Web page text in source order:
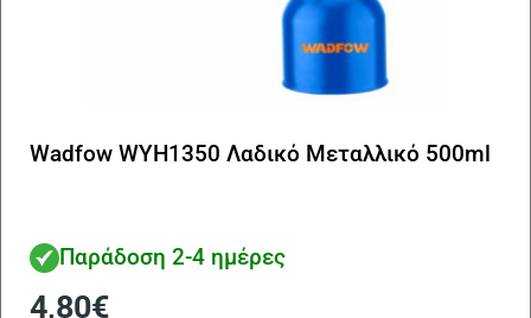
Wadfow WYH1350 Λαδικό Μεταλλικό 500ml
Παράδοση 2-4 ημέρες
4,80€